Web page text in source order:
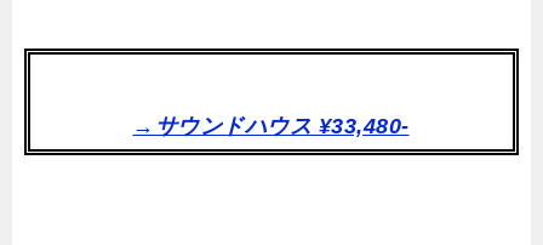
→サウンドハウス ¥33,480-